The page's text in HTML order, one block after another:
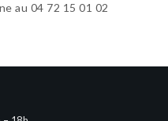
au 04 72 15 01 02